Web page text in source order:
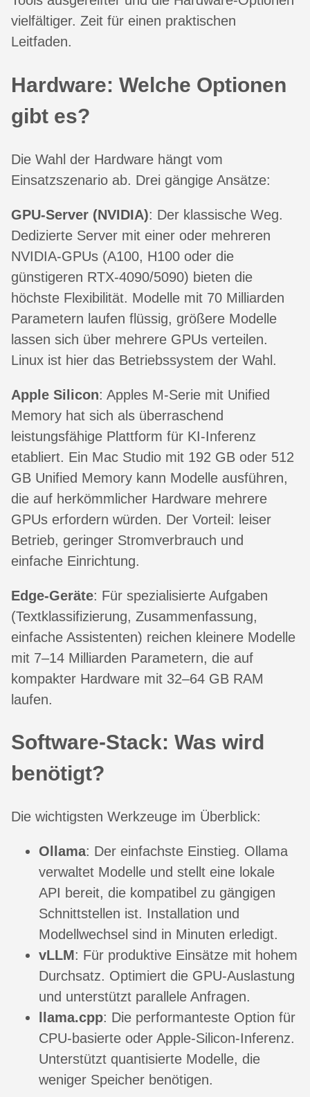
vielfältiger. Zeit für einen praktischen
Leitfaden.
Hardware: Welche Optionen
gibt es?
Die Wahl der Hardware hängt vom
Einsatzszenario ab. Drei gängige Ansätze:
GPU-Server (NVIDIA): Der klassische Weg.
Dedizierte Server mit einer oder mehreren
NVIDIA-GPUs (A100, H100 oder die
günstigeren RTX-4090/5090) bieten die
höchste Flexibilität. Modelle mit 70 Milliarden
Parametern laufen flüssig, größere Modelle
lassen sich über mehrere GPUs verteilen.
Linux ist hier das Betriebssystem der Wahl.
Apple Silicon: Apples M-Serie mit Unified
Memory hat sich als überraschend
leistungsfähige Plattform für KI-Inferenz
etabliert. Ein Mac Studio mit 192 GB oder 512
GB Unified Memory kann Modelle ausführen,
die auf herkömmlicher Hardware mehrere
GPUs erfordern würden. Der Vorteil: leiser
Betrieb, geringer Stromverbrauch und
einfache Einrichtung.
Edge-Geräte: Für spezialisierte Aufgaben
(Textklassifizierung, Zusammenfassung,
einfache Assistenten) reichen kleinere Modelle
mit 7–14 Milliarden Parametern, die auf
kompakter Hardware mit 32–64 GB RAM
laufen.
Software-Stack: Was wird
benötigt?
Die wichtigsten Werkzeuge im Überblick:
Ollama: Der einfachste Einstieg. Ollama
verwaltet Modelle und stellt eine lokale
API bereit, die kompatibel zu gängigen
Schnittstellen ist. Installation und
Modellwechsel sind in Minuten erledigt.
vLLM: Für produktive Einsätze mit hohem
Durchsatz. Optimiert die GPU-Auslastung
und unterstützt parallele Anfragen.
llama.cpp: Die performanteste Option für
CPU-basierte oder Apple-Silicon-Inferenz.
Unterstützt quantisierte Modelle, die
weniger Speicher benötigen.